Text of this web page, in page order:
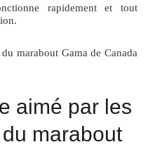
rapidement et tout
marabout Gama de Canada
aimé par les
marabout